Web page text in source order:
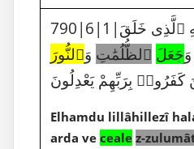
790|6|1|ٱلْحَمْدُ لِلَّهِ ٱلَّذِى خَلَقَ
جَعَلَ ٱلظُّلُمَٰتِ وَٱلنُّورَ
كَفَرُوا۟ بِرَبِّهِمْ يَعْدِلُونَ
Elhamdu lillâhillezî
arda ve ceale z-